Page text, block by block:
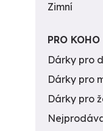
Zimní
PRO KOHO
Dárky pro
Dárky pro
Dárky pro